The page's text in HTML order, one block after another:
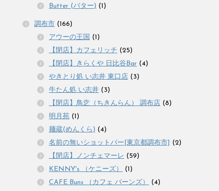
Butter (バター) (1)
調布市 (166)
アウーの王国 (1)
【閉店】カフェリッチ (25)
【閉店】きらくや 日比谷Bar (4)
やきとり処 い志井 東口店 (3)
牛たん処 い志井 (3)
【閉店】鳥赱（ちきんらん） 調布店 (8)
明月苑 (1)
麺蔵(めんくら) (4)
名前の無いショットバー[東京都調布市]
(2)
【閉店】ノンチェマーレ (59)
KENNY's （ケニーズ）
(1)
CAFE Buns （カフェ バーンズ）
(4)